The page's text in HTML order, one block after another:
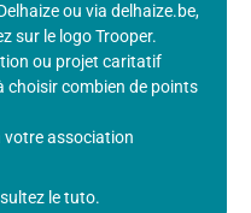
ou via delhaize.be,
sur le logo Trooper.
ou projet caritatif
choisir combien de points
votre association
le tuto.